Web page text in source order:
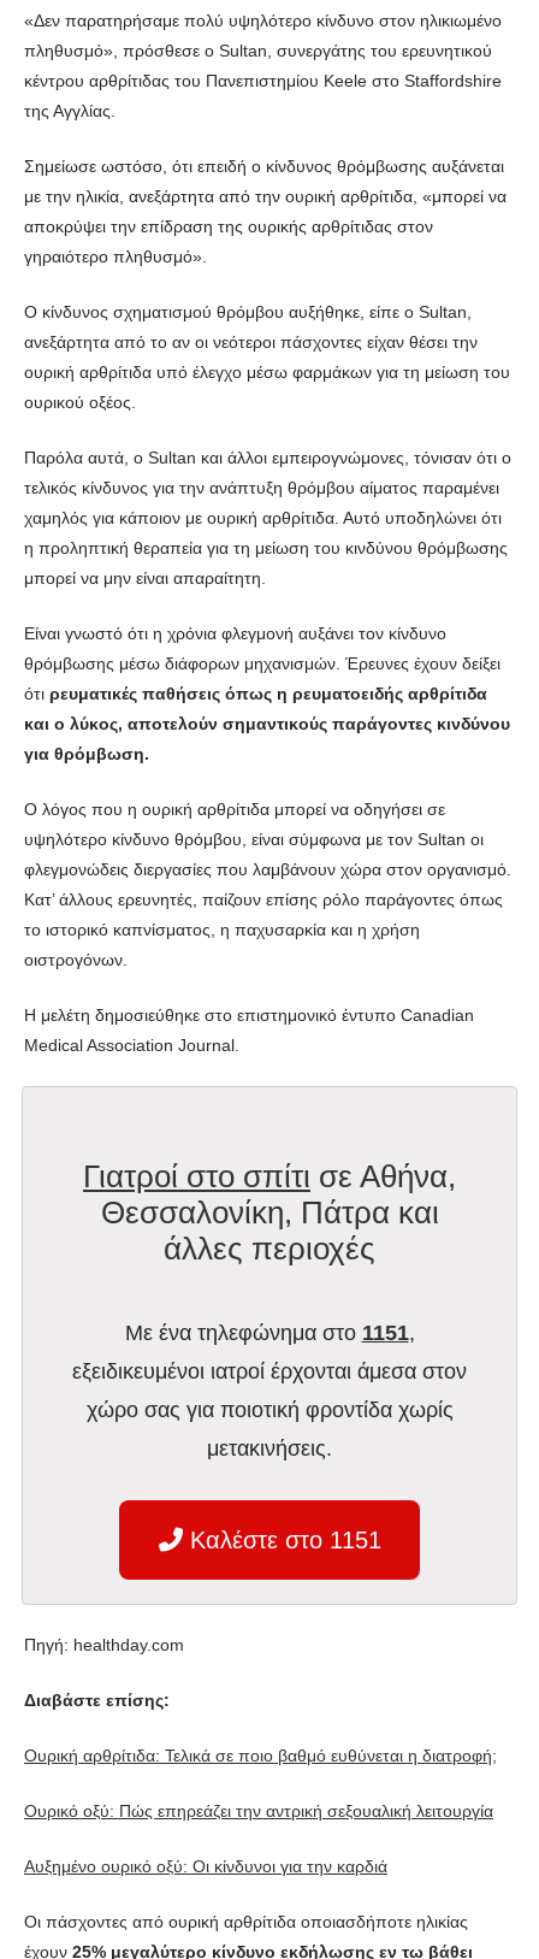
«Δεν παρατηρήσαμε πολύ υψηλότερο κίνδυνο στον ηλικιωμένο
πληθυσμό», πρόσθεσε ο Sultan, συνεργάτης του ερευνητικού
κέντρου αρθρίτιδας του Πανεπιστημίου Keele στο Staffordshire
της Αγγλίας.
Σημείωσε ωστόσο, ότι επειδή ο κίνδυνος θρόμβωσης αυξάνεται
με την ηλικία, ανεξάρτητα από την ουρική αρθρίτιδα, «μπορεί να
αποκρύψει την επίδραση της ουρικής αρθρίτιδας στον
γηραιότερο πληθυσμό».
Ο κίνδυνος σχηματισμού θρόμβου αυξήθηκε, είπε ο Sultan,
ανεξάρτητα από το αν οι νεότεροι πάσχοντες είχαν θέσει την
ουρική αρθρίτιδα υπό έλεγχο μέσω φαρμάκων για τη μείωση του
ουρικού οξέος.
Παρόλα αυτά, ο Sultan και άλλοι εμπειρογνώμονες, τόνισαν ότι ο
τελικός κίνδυνος για την ανάπτυξη θρόμβου αίματος παραμένει
χαμηλός για κάποιον με ουρική αρθρίτιδα. Αυτό υποδηλώνει ότι
η προληπτική θεραπεία για τη μείωση του κινδύνου θρόμβωσης
μπορεί να μην είναι απαραίτητη.
Είναι γνωστό ότι η χρόνια φλεγμονή αυξάνει τον κίνδυνο
θρόμβωσης μέσω διάφορων μηχανισμών. Έρευνες έχουν δείξει
ότι ρευματικές παθήσεις όπως η ρευματοειδής αρθρίτιδα
και ο λύκος, αποτελούν σημαντικούς παράγοντες κινδύνου
για θρόμβωση.
Ο λόγος που η ουρική αρθρίτιδα μπορεί να οδηγήσει σε
υψηλότερο κίνδυνο θρόμβου, είναι σύμφωνα με τον Sultan οι
φλεγμονώδεις διεργασίες που λαμβάνουν χώρα στον οργανισμό.
Κατ’ άλλους ερευνητές, παίζουν επίσης ρόλο παράγοντες όπως
το ιστορικό καπνίσματος, η παχυσαρκία και η χρήση
οιστρογόνων.
Η μελέτη δημοσιεύθηκε στο επιστημονικό έντυπο Canadian
Medical Association Journal.
Γιατροί στο σπίτι σε Αθήνα,
Θεσσαλονίκη, Πάτρα και
άλλες περιοχές
Με ένα τηλεφώνημα στο 1151,
εξειδικευμένοι ιατροί έρχονται άμεσα στον
χώρο σας για ποιοτική φροντίδα χωρίς
μετακινήσεις.
Καλέστε στο 1151
Πηγή: healthday.com
Διαβάστε επίσης:
Ουρική αρθρίτιδα: Τελικά σε ποιο βαθμό ευθύνεται η διατροφή;
Ουρικό οξύ: Πώς επηρεάζει την αντρική σεξουαλική λειτουργία
Αυξημένο ουρικό οξύ: Οι κίνδυνοι για την καρδιά
Οι πάσχοντες από ουρική αρθρίτιδα οποιασδήποτε ηλικίας
έχουν 25% μεγαλύτερο κίνδυνο εκδήλωσης εν τω βάθει